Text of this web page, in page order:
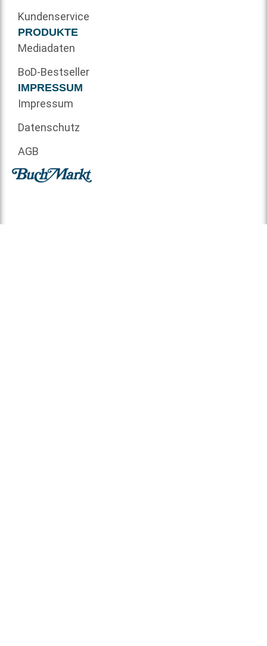
Kundenservice
PRODUKTE
Mediadaten
BoD-Bestseller
IMPRESSUM
Impressum
Datenschutz
AGB